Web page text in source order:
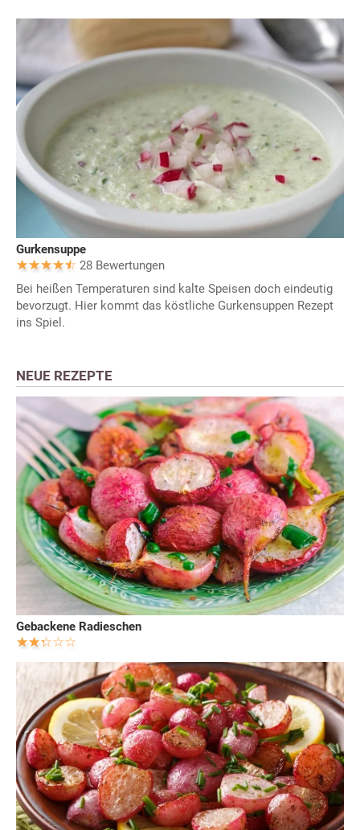
Gurkensuppe
28 Bewertungen
Bei heißen Temperaturen sind kalte Speisen doch eindeutig
bevorzugt. Hier kommt das köstliche Gurkensuppen Rezept
ins Spiel.
NEUE REZEPTE
Gebackene Radieschen